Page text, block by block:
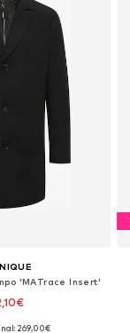
'MATrace Insert'
269,00€